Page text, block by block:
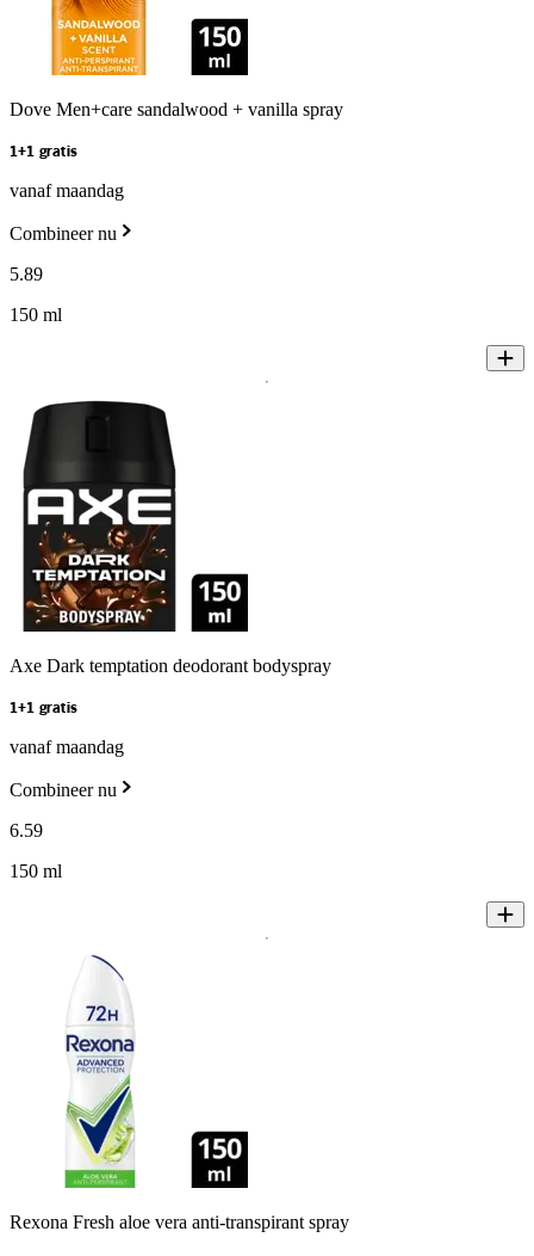
Dove Men+care sandalwood + vanilla spray
1+1 gratis
vanaf maandag
Combineer nu
5.89
150 ml
Axe Dark temptation deodorant bodyspray
1+1 gratis
vanaf maandag
Combineer nu
6.59
150 ml
Rexona Fresh aloe vera anti-transpirant spray